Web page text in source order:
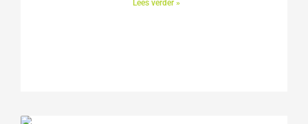
Lees verder »